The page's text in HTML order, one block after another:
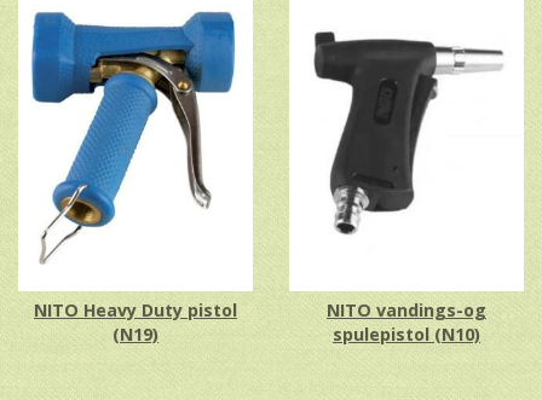
NITO Heavy Duty pistol
(N19)
NITO vandings-og
spulepistol (N10)